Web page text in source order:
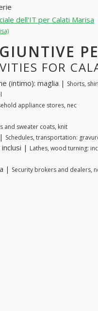
dell'IT per Calati Marisa
FOR
(intimo): maglia | Shorts,
appliance stores, nec
and sweater coats, knit
Schedules, transportation:
| Lathes, wood turning:
| Security brokers and dealers,